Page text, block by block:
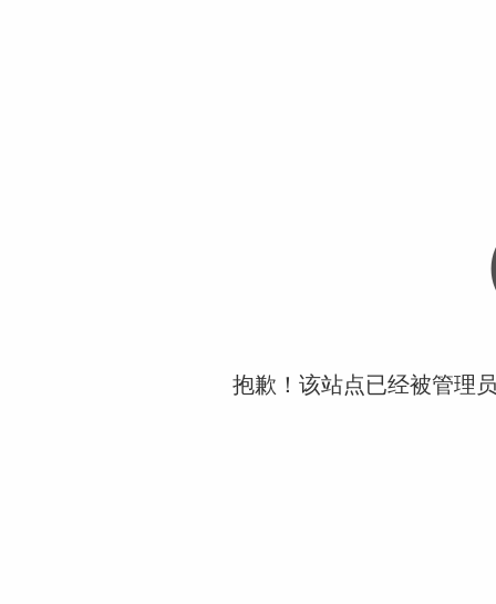
抱歉！该站点已经被管理